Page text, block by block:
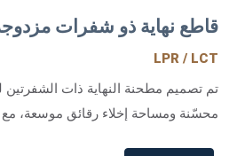
قاطع نهاية ذو شفرات
LPR / LCT
تم تصميم مطحنة النهاية ذات الشفرتين
محسّنة ومساحة إخلاء رقائق موسعة، مع